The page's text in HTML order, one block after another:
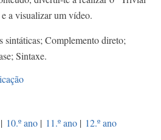
a visualizar um vídeo.
sintáticas; Complemento direto;
Sintaxe.
| 10.º ano | 11.º ano | 12.º ano